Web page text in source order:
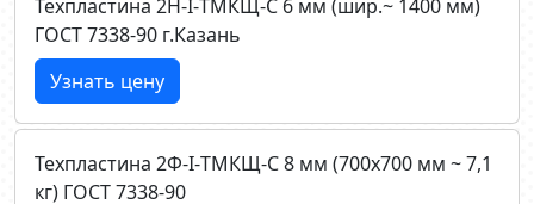
Техпластина 2Н-I-ТМКЩ-C 6 мм (шир.~ 1400 мм)
ГОСТ 7338-90 г.Казань
Узнать цену
Техпластина 2Ф-I-ТМКЩ-C 8 мм (700х700 мм ~ 7,1
кг) ГОСТ 7338-90